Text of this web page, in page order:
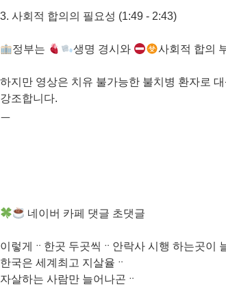
3. 사회적 합의의 필요성 (1:49 - 2:43)
정부는 생명 경시와 사회적 합의
하지만 영상은 치유 불가능한 불치병 환자로
강조합니다.
ㅡ
네이버 카페 댓글 초댓글
이렇게ᆢ한곳 두곳씩ᆢ안락사 시행 하는곳이
한국은 세계최고 지살율ᆢ
자살하는 사람만 늘어나곤ᆢ